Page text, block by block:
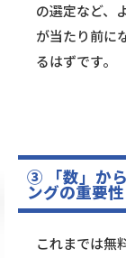
の選定など、
が当たり前に
るはずです。
③ 「数」か
ングの重要性
これまでは無